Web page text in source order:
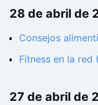
28 de abril de
Consejos
Fitness en la red
27 de abril de